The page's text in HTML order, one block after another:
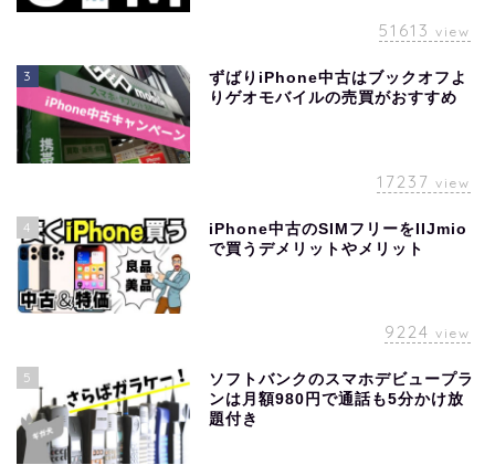
51613 view
3
ずばりiPhone中古はブックオフよ
りゲオモバイルの売買がおすすめ
17237 view
4
iPhone中古のSIMフリーをIIJmio
で買うデメリットやメリット
9224 view
5
ソフトバンクのスマホデビュープラ
ンは月額980円で通話も5分かけ放
題付き